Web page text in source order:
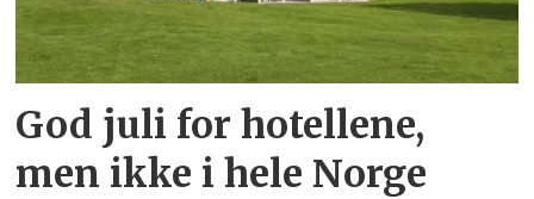
God juli for hotellene,
men ikke i hele Norge